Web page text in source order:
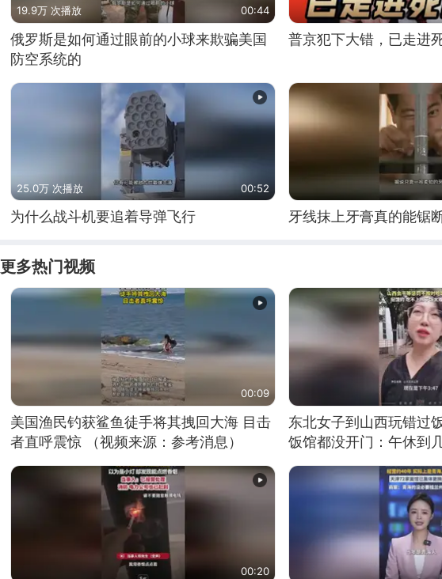
19.9万 次播放 00:44
俄罗斯是如何通过眼前的小球来欺骗美国
防空系统的
普京犯下大错，已走进
25.0万 次播放 00:52
为什么战斗机要追着导弹飞行 牙线抹上牙膏真的能锯
更多热门视频
00:09
美国渔民钓获鲨鱼徒手将其拽回大海 目击
者直呼震惊 （视频来源：参考消息）
东北女子到山西玩错过
饭馆都没开门：午休到
00:20